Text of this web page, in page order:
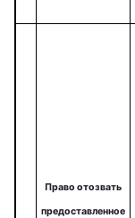
Право отозвать
предоставленное